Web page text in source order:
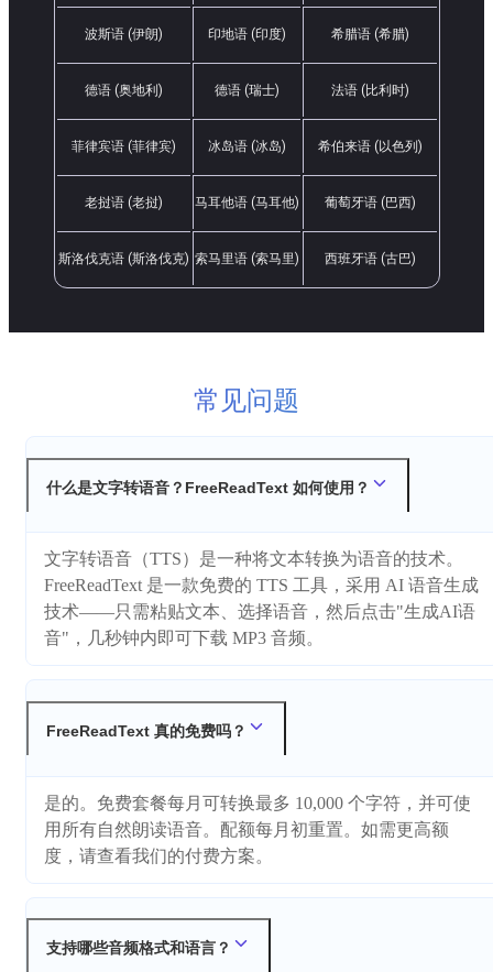
波斯语 (伊朗) 印地语 (印度) 希腊语 (希腊)
德语 (奥地利) 德语 (瑞士) 法语 (比利时)
菲律宾语 (菲律宾) 冰岛语 (冰岛) 希伯来语 (以色列)
老挝语 (老挝) 马耳他语 (马耳他) 葡萄牙语 (巴西)
斯洛伐克语 (斯洛伐克) 索马里语 (索马里) 西班牙语 (古巴)
常见问题
什么是文字转语音？FreeReadText 如何使用？
文字转语音（TTS）是一种将文本转换为语音的技术。
FreeReadText 是一款免费的 TTS 工具，采用 AI 语音生成
技术——只需粘贴文本、选择语音，然后点击"生成AI语
音"，几秒钟内即可下载 MP3 音频。
FreeReadText 真的免费吗？
是的。免费套餐每月可转换最多 10,000 个字符，并可使
用所有自然朗读语音。配额每月初重置。如需更高额
度，请查看我们的付费方案。
支持哪些音频格式和语言？